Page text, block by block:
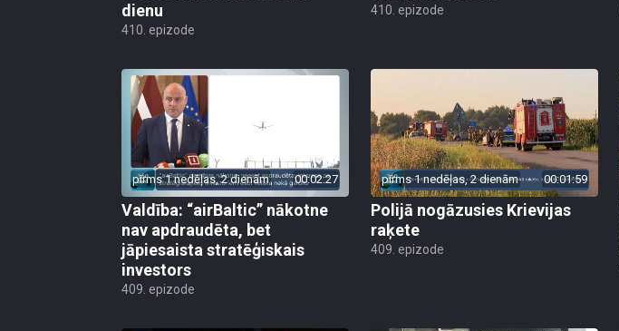
dienu
410. epizode
410. epizode
pirms 1 nedēļas, 2 dienām 00:02:27
Valdība: “airBaltic” nākotne
nav apdraudēta, bet
jāpiesaista stratēģiskais
investors
409. epizode
pirms 1 nedēļas, 2 dienām 00:01:59
Polijā nogāzusies Krievijas
raķete
409. epizode